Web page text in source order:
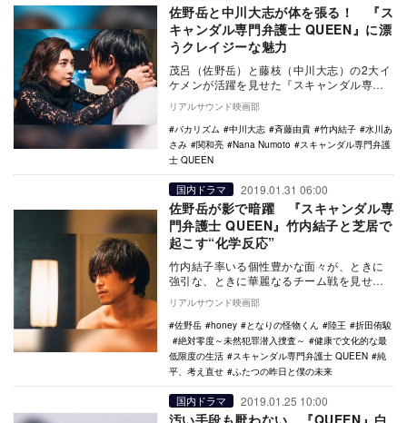
佐野岳と中川大志が体を張る！ 『ス
キャンダル専門弁護士 QUEEN』に漂
うクレイジーな魅力
茂呂（佐野岳）と藤枝（中川大志）の2大イ
ケメンが活躍を見せた『スキャンダル専門
弁護士 QUEEN』（フジテレビ系）第4話。
今回の…
リアルサウンド映画部
バカリズム
中川大志 斉藤由貴 竹内結子
水川あ
さみ
関和亮 Nana Numoto
スキャンダル専門弁護
士 QUEEN
国内ドラマ 2019.01.31 06:00
佐野岳が影で暗躍 『スキャンダル専
門弁護士 QUEEN』竹内結子と芝居で
起こす“化学反応”
竹内結子率いる個性豊かな面々が、ときに
強引な、ときに華麗なるチーム戦を見せる
木曜劇場『スキャンダル専門弁護士
QUEEN』（フジ…
リアルサウンド映画部
佐野岳
honey となりの怪物くん 陸王
折田侑駿
絶対零度～未然犯罪潜入捜査～
健康で文化的な最
低限度の生活
スキャンダル専門弁護士 QUEEN
純
平、考え直せ
ふたつの昨日と僕の未来
国内ドラマ 2019.01.25 10:00
汚い手段も厭わない 『QUEEN』白